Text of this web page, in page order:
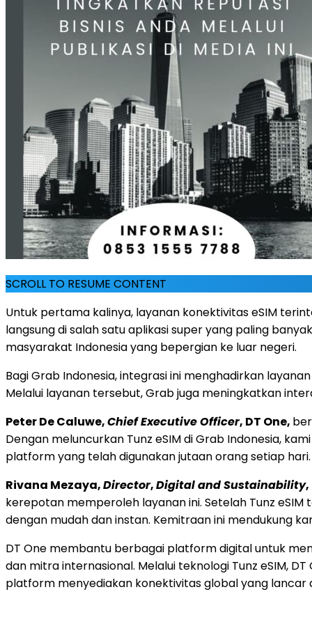
SCROLL TO RESUME CONTENT
Untuk pertama kalinya, layanan konektivitas eSIM
langsung di salah satu aplikasi super yang paling
masyarakat Indonesia yang bepergian ke luar negeri.
Bagi Grab Indonesia, integrasi ini menghadirkan
Melalui layanan tersebut, Grab juga meningkatkan
Peter De Caluwe,Chief Executive Officer, DT One,
Dengan meluncurkan Tunz eSIM di Grab Indonesia,
platform yang telah digunakan jutaan orang setiap
Rivana Mezaya,Director,Digital and Sustainability,
kerepotan memperoleh layanan ini. Setelah Tunz
dengan mudah dan instan. Kemitraan ini mendukung
DT One membantu berbagai platform digital untuk
dan mitra internasional. Melalui teknologi Tunz eSIM,
platform menyediakan konektivitas global yang lancar